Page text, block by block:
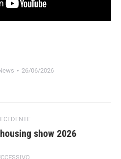
26/06/2026
Post
show 2026